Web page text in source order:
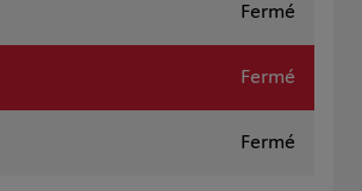
Fermé
Fermé
Fermé